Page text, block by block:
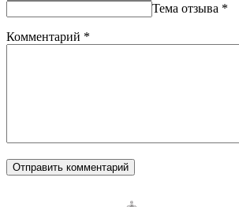
Тема отзыва *
Комментарий *